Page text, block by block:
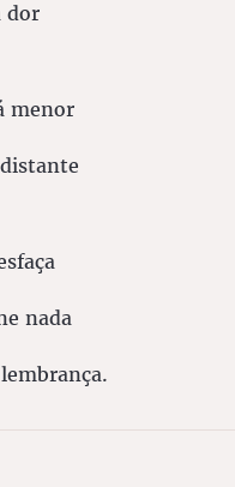
dor
menor
nada